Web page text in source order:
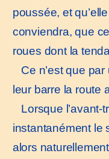
poussée, et
conviendra, que
roues dont la
Ce n’est que
leur barre la route
Lorsque l’avant-
instantanément le
alors